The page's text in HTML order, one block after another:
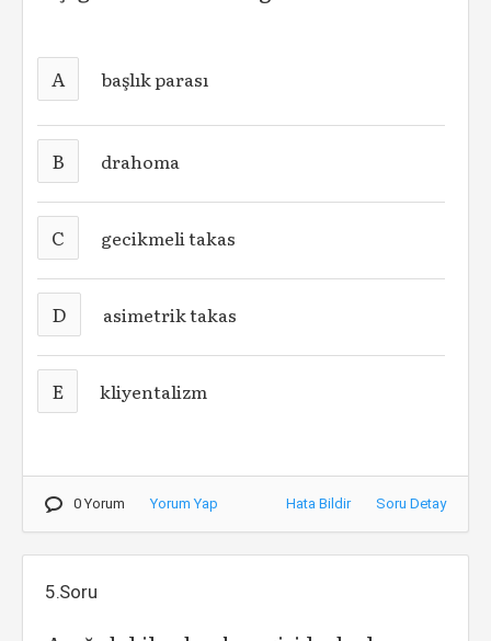
A başlık parası
B drahoma
C gecikmeli takas
D asimetrik takas
E kliyentalizm
0 Yorum Yorum Yap Hata Bildir Soru Detay
5.Soru